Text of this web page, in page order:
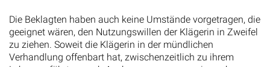
Die Beklagten haben auch keine Umstände vorgetragen, die
geeignet wären, den Nutzungswillen der Klägerin in Zweifel
zu ziehen. Soweit die Klägerin in der mündlichen
Verhandlung offenbart hat, zwischenzeitlich zu ihrem